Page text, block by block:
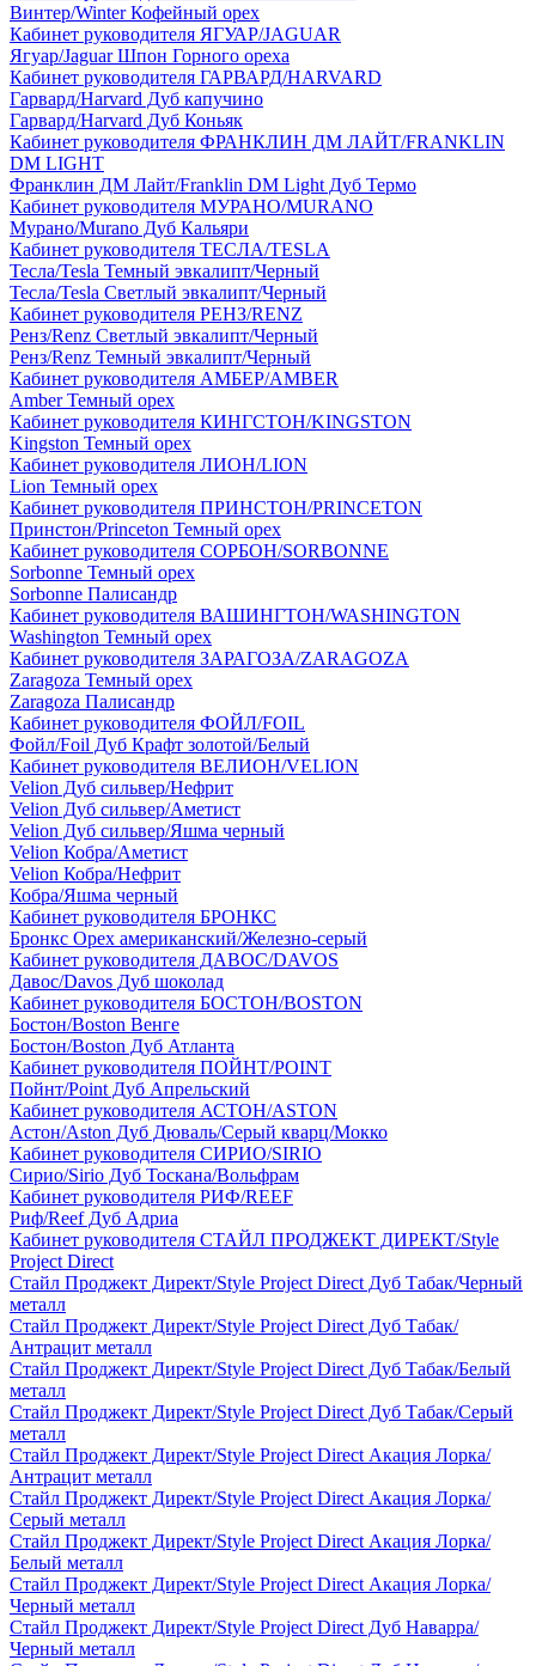
Винтер/Winter Кофейный орех
Кабинет руководителя ЯГУАР/JAGUAR
Ягуар/Jaguar Шпон Горного ореха
Кабинет руководителя ГАРВАРД/HARVARD
Гарвард/Harvard Дуб капучино
Гарвард/Harvard Дуб Коньяк
Кабинет руководителя ФРАНКЛИН ДМ ЛАЙТ/FRANKLIN
DM LIGHT
Франклин ДМ Лайт/Franklin DM Light Дуб Термо
Кабинет руководителя МУРАНО/MURANO
Мурано/Murano Дуб Кальяри
Кабинет руководителя ТЕСЛА/TESLA
Тесла/Tesla Темный эвкалипт/Черный
Тесла/Tesla Светлый эвкалипт/Черный
Кабинет руководителя РЕНЗ/RENZ
Ренз/Renz Светлый эвкалипт/Черный
Ренз/Renz Темный эвкалипт/Черный
Кабинет руководителя АМБЕР/AMBER
Amber Темный орех
Кабинет руководителя КИНГСТОН/KINGSTON
Kingston Темный орех
Кабинет руководителя ЛИОН/LION
Lion Темный орех
Кабинет руководителя ПРИНСТОН/PRINCETON
Принстон/Princeton Темный орех
Кабинет руководителя СОРБОН/SORBONNE
Sorbonne Темный орех
Sorbonne Палисандр
Кабинет руководителя ВАШИНГТОН/WASHINGTON
Washington Темный орех
Кабинет руководителя ЗАРАГОЗА/ZARAGOZA
Zaragoza Темный орех
Zaragoza Палисандр
Кабинет руководителя ФОЙЛ/FOIL
Фойл/Foil Дуб Крафт золотой/Белый
Кабинет руководителя ВЕЛИОН/VELION
Velion Дуб сильвер/Нефрит
Velion Дуб сильвер/Аметист
Velion Дуб сильвер/Яшма черный
Velion Кобра/Аметист
Velion Кобра/Нефрит
Кобра/Яшма черный
Кабинет руководителя БРОНКС
Бронкс Орех американский/Железно-серый
Кабинет руководителя ДАВОС/DAVOS
Давос/Davos Дуб шоколад
Кабинет руководителя БОСТОН/BOSTON
Бостон/Boston Венге
Бостон/Boston Дуб Атланта
Кабинет руководителя ПОЙНТ/POINT
Пойнт/Point Дуб Апрельский
Кабинет руководителя АСТОН/ASTON
Астон/Aston Дуб Дюваль/Серый кварц/Мокко
Кабинет руководителя СИРИО/SIRIO
Сирио/Sirio Дуб Тоскана/Вольфрам
Кабинет руководителя РИФ/REEF
Риф/Reef Дуб Адриа
Кабинет руководителя СТАЙЛ ПРОДЖЕКТ ДИРЕКТ/Style
Project Direct
Стайл Проджект Директ/Style Project Direct Дуб Табак/Черный
металл
Стайл Проджект Директ/Style Project Direct Дуб Табак/
Антрацит металл
Стайл Проджект Директ/Style Project Direct Дуб Табак/Белый
металл
Стайл Проджект Директ/Style Project Direct Дуб Табак/Серый
металл
Стайл Проджект Директ/Style Project Direct Акация Лорка/
Антрацит металл
Стайл Проджект Директ/Style Project Direct Акация Лорка/
Серый металл
Стайл Проджект Директ/Style Project Direct Акация Лорка/
Белый металл
Стайл Проджект Директ/Style Project Direct Акация Лорка/
Черный металл
Стайл Проджект Директ/Style Project Direct Дуб Наварра/
Черный металл